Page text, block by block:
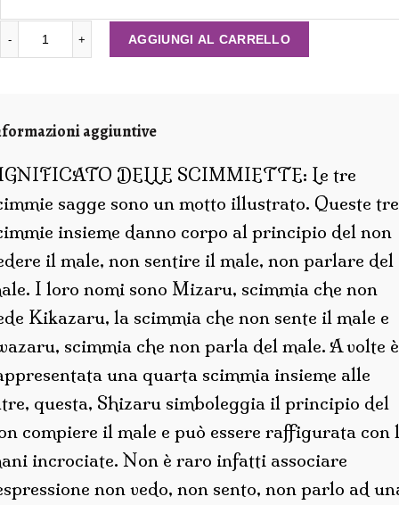
AGGIUNGI AL CARRELLO
aggiuntive
DELLE SCIMMIETTE: Le tre
sagge sono un motto illustrato. Queste tre
insieme danno corpo al principio del non
il male, non sentire il male, non parlare del
I loro nomi sono Mizaru, scimmia che non
Kikazaru, la scimmia che non sente il male e
scimmia che non parla del male. A volte è
una quarta scimmia insieme alle
questa, Shizaru simboleggia il principio del
compiere il male e può essere raffigurata con
incrociate. Non è raro infatti associare
non vedo, non sento, non parlo ad